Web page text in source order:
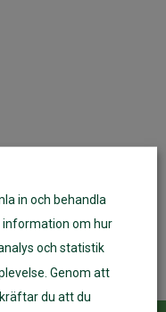
in och behandla
information om hur
och statistik
Genom att
du att du